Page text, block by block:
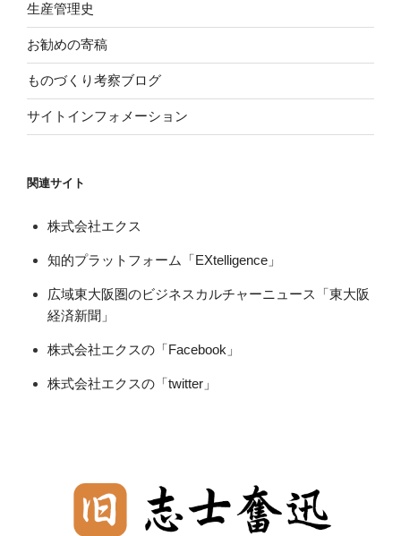
生産管理史
お勧めの寄稿
ものづくり考察ブログ
サイトインフォメーション
関連サイト
株式会社エクス
知的プラットフォーム「EXtelligence」
広域東大阪圏のビジネスカルチャーニュース「東大阪
経済新聞」
株式会社エクスの「Facebook」
株式会社エクスの「twitter」